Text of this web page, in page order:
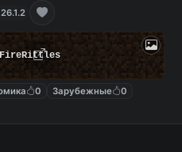
FireRittles
0 Зарубежные
0